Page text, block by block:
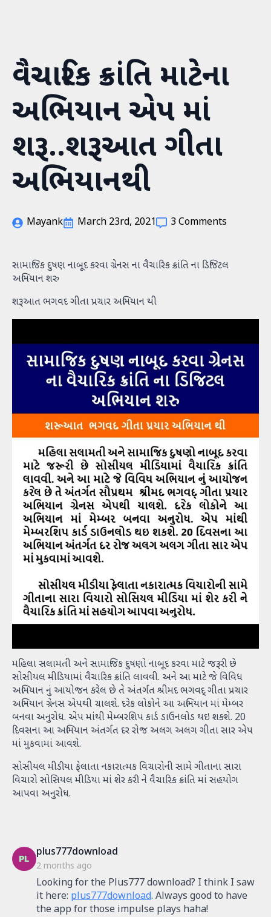
વૈચારિક ક્રાંતિ માટેના
અભિયાન એપ માં
શરૂ..શરૂઆત ગીતા
અભિયાનથી
Mayank March 23rd, 2021 3 Comments
સામાજિક દુષણ નાબૂદ કરવા ગ્રેનસ ના વૈચારિક ક્રાંતિ ના ડિજિટલ
અભિયાન શરુ
શરૂઆત ભગવદ ગીતા પ્રચાર અભિયાન થી
મહિલા સલામતી અને સામાજિક દુષણો નાબૂદ કરવા માટે જરૂરી છે
સોસીયલ મીડિયામાં વૈચારિક ક્રાંતિ લાવવી. અને આ માટે જે વિવિધ
અભિયાન નું આયોજન કરેલ છે તે અંતર્ગત શ્રીમદ ભગવદ્ ગીતા પ્રચાર
અભિયાન ગ્રેનસ એપથી ચાલશે. દરેક લોકોને આ અભિયાન માં મેમ્બર
બનવા અનુરોધ. એપ માંથી મેમ્બરશિપ કાર્ડ ડાઉનલોડ થઇ શકશે. 20
દિવસના આ અભિયાન અંતર્ગત દર રોજ અલગ અલગ ગીતા સાર એપ
માં મુકવામાં આવશે.
સોસીયલ મીડીયા ફેલાતા નકારાત્મક વિચારોની સામે ગીતાના સારા
વિચારો સોસિયલ મીડિયા માં શેર કરી ને વૈચારિક ક્રાંતિ માં સહયોગ
આપવા અનુરોધ.
plus777download
s
:
2 months ago
Looking for the Plus777 download? I think I saw
it here: plus777download. Always good to have
the app for those impulse plays haha!